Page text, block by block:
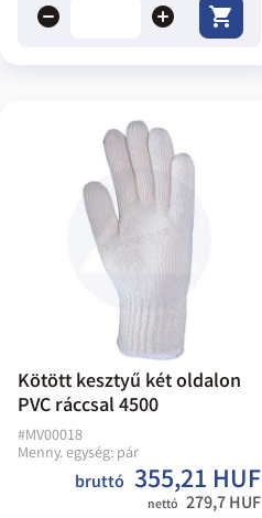
remove add
Kötött kesztyű két oldalon
PVC ráccsal 4500
#MV00018
Menny. egység: pár
bruttó 355,21 HUF
nettó 279,7 HUF